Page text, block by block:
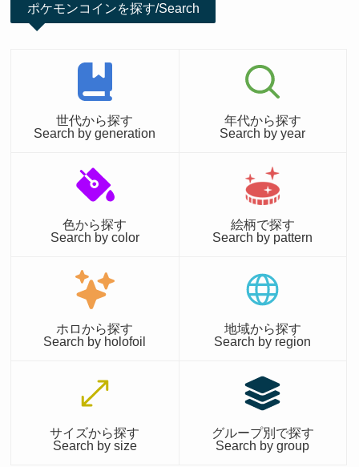
ポケモンコインを探す/Search
世代から探す
Search by generation
年代から探す
Search by year
色から探す
Search by color
絵柄で探す
Search by pattern
ホロから探す
Search by holofoil
地域から探す
Search by region
サイズから探す
Search by size
グループ別で探す
Search by group